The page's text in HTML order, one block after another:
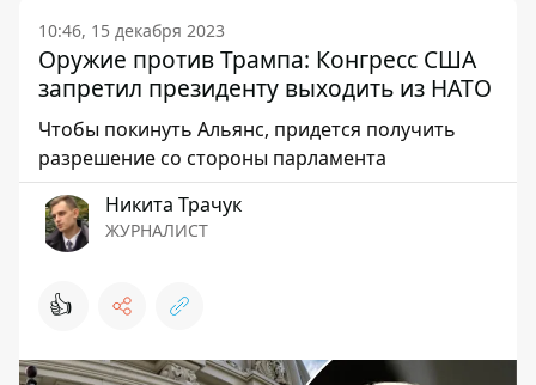
10:46, 15 декабря 2023
Оружие против Трампа: Конгресс США
запретил президенту выходить из НАТО
Чтобы покинуть Альянс, придется получить
разрешение со стороны парламента
Никита Трачук
ЖУРНАЛИСТ
👍